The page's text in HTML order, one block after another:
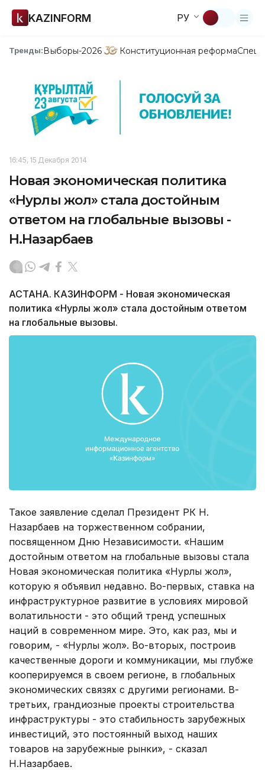
KAZINFORM РУ
Тренды:Выборы-2026 Конституционная реформа
16:45, 15 Декабря 2014
Новая экономическая политика
«Нурлы жол» стала достойным
ответом на глобальные вызовы -
Н.Назарбаев
АСТАНА. КАЗИНФОРМ - Новая экономическая
политика «Нурлы жол» стала достойным ответом
на глобальные вызовы.
Такое заявление сделал Президент РК Н.
Назарбаев на торжественном собрании,
посвященном Дню Независимости. «Нашим
достойным ответом на глобальные вызовы стала
Новая экономическая политика «Нурлы жол»,
которую я объявил недавно. Во-первых, ставка на
инфраструктурное развитие в условиях мировой
волатильности - это общий тренд успешных
наций в современном мире. Это, как раз, мы и
говорим, - «Нурлы жол». Во-вторых, построив
качественные дороги и коммуникации, мы глубже
кооперируемся в своем регионе, в глобальных
экономических связях с другими регионами. В-
третьих, грандиозные проекты строительства
инфраструктуры - это стабильность зарубежных
инвестиций, это постоянный выход наших
товаров на зарубежные рынки», - сказал
Н.Назарбаев.